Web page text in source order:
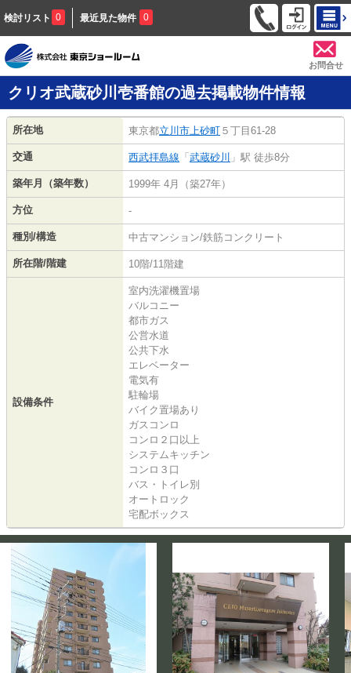
検討リスト 0 最近見た物件 0
お問合せ
クリオ武蔵砂川壱番館の過去掲載物件情報
所在地 東京都立川市上砂町 ５丁目61-28
交通 西武拝島線 「 武蔵砂川 」駅 徒歩8分
築年月（築年数） 1999年 4月（築27年）
方位 -
種別/構造 中古マンション/鉄筋コンクリート
所在階/階建 10階/11階建
設備条件
室内洗濯機置場
バルコニー
都市ガス
公営水道
公共下水
エレベーター
電気有
駐輪場
バイク置場あり
ガスコンロ
コンロ２口以上
システムキッチン
コンロ３口
バス・トイレ別
オートロック
宅配ボックス